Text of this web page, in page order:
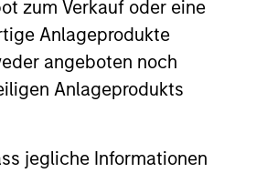
zum Verkauf oder eine
Anlageprodukte
angeboten noch
Anlageprodukts
jegliche Informationen
1985
and Tau
He